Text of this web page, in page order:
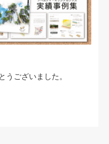
うございました。